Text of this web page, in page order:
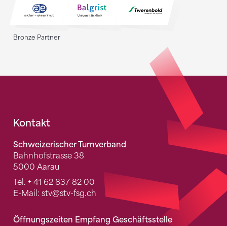
Bronze Partner
Fusszeile
Kontakt
Schweizerischer Turnverband
Bahnhofstrasse 38
5000 Aarau
Tel. + 41 62 837 82 00
E-Mail: stv@stv-fsg.ch
Öffnungszeiten Empfang Geschäftsstelle